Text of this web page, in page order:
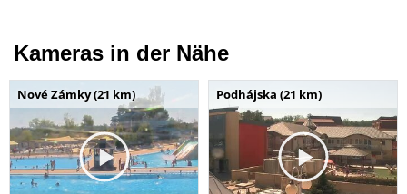
Kameras in der Nähe
Nové Zámky (21 km) Podhájska (21 km)